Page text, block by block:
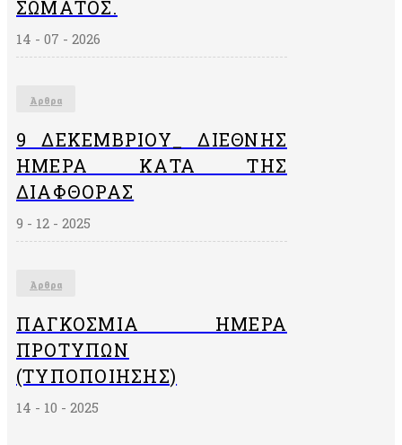
ΣΏΜΑΤΟΣ.
14 - 07 - 2026
Άρθρα
9 ΔΕΚΕΜΒΡΙΟΥ_ ΔΙΕΘΝΗΣ
ΗΜΕΡΑ ΚΑΤΑ ΤΗΣ
ΔΙΑΦΘΟΡΑΣ
9 - 12 - 2025
Άρθρα
ΠΑΓΚΌΣΜΙΑ ΗΜΈΡΑ
ΠΡΟΤΎΠΩΝ
(ΤΥΠΟΠΟΊΗΣΗΣ)
14 - 10 - 2025